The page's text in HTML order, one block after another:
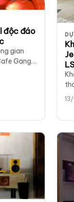
độc đáo
gian
Gang